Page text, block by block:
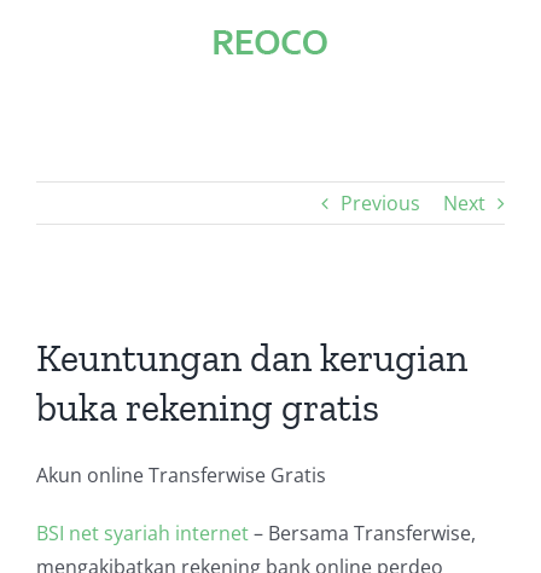
Previous Next
Larger
Keuntungan dan kerugian
buka rekening gratis
Akun online Transferwise Gratis
BSI net syariah internet– Bersama Transferwise,
mengakibatkan rekening bank online perdeo